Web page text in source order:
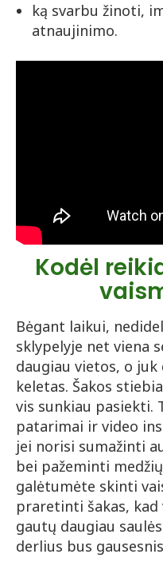
ką svarbu žinoti,
atnaujinimo.
Kodėl
Bėgant laikui,
sklypelyje net viena
daugiau vietos, o juk
keletas. Šakos
vis sunkiau pasiekti.
patarimai ir video
jei norisi sumažinti
bei pažeminti
galėtumėte skinti
praretinti šakas, kad
gautų daugiau
derlius bus